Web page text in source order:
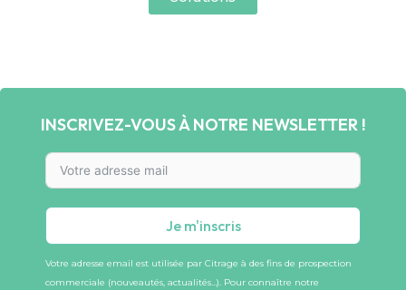
INSCRIVEZ-VOUS À NOTRE NEWSLETTER !​
Je m'inscris
Votre adresse email est utilisée par Citrage à des fins de prospection
commerciale (nouveautés, actualités…). Pour connaître notre